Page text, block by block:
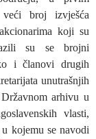
veći broj izvješća
koji su
su se brojni
i članovi drugih
unutrašnjih
arhivu u
vlasti,
kojemu se navodi